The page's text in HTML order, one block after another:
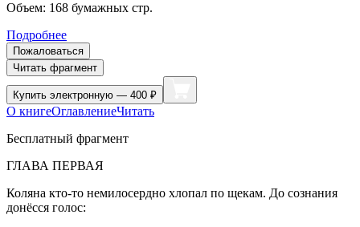
Объем: 168 бумажных стр.
Подробнее
Пожаловаться
Читать фрагмент
Купить электронную — 400 ₽
О книгеОглавлениеЧитать
Бесплатный фрагмент
ГЛАВА ПЕРВАЯ
Коляна кто-то немилосердно хлопал по щекам. До сознания
донёсся голос: